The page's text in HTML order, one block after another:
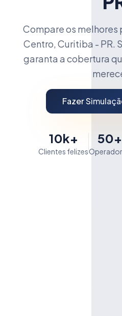
Compare os melhores
Centro, Curitiba - PR.
garanta a cobertura
Fazer
10k+
Clientes felizes
50+